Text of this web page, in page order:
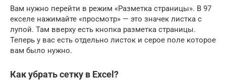
Вам нужно перейти в режим «Разметка страницы». В 97
екселе нажимайте «просмотр» — это значек листка с
лупой. Там вверху есть кнопка разметка страницы.
Теперь у вас есть отдельно листок и серое поле которое
вам было нужно.
Как убрать сетку в Excel?